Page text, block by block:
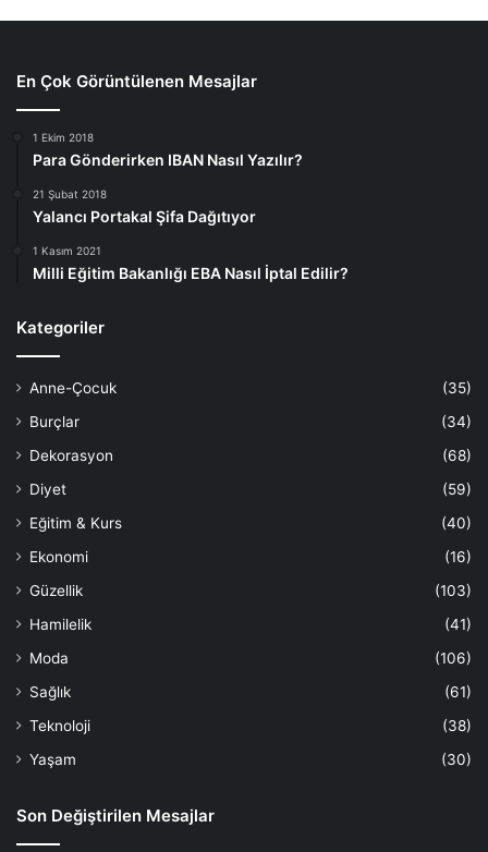
En Çok Görüntülenen Mesajlar
1 Ekim 2018
Para Gönderirken IBAN Nasıl Yazılır?
21 Şubat 2018
Yalancı Portakal Şifa Dağıtıyor
1 Kasım 2021
Milli Eğitim Bakanlığı EBA Nasıl İptal Edilir?
Kategoriler
Anne-Çocuk
(35)
Burçlar
(34)
Dekorasyon
(68)
Diyet
(59)
Eğitim & Kurs
(40)
Ekonomi
(16)
Güzellik
(103)
Hamilelik
(41)
Moda
(106)
Sağlık
(61)
Teknoloji
(38)
Yaşam
(30)
Son Değiştirilen Mesajlar